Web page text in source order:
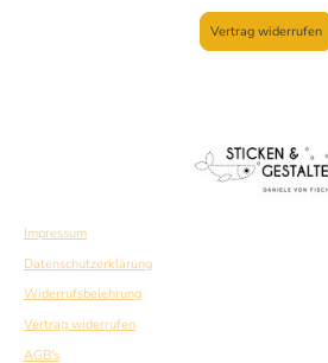
Vertrag widerrufen
Impressum
Datenschutzerklärung
Widerrufsbelehrung
Vertrag widerrufen
AGB's